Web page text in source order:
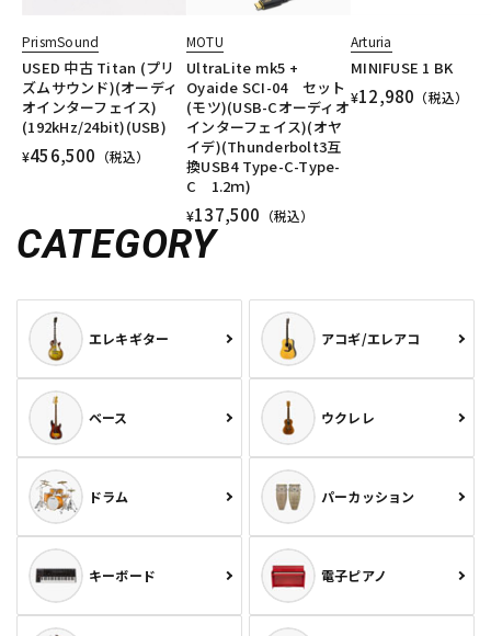
PrismSound
USED 中古 Titan (プリ
ズムサウンド)(オーディ
オインターフェイス)
(192kHz/24bit)(USB)
¥456,500 （税込）
MOTU
UltraLite mk5 +
Oyaide SCI-04 セット
(モツ)(USB-Cオーディオ
インターフェイス)(オヤ
イデ)(Thunderbolt3互
換USB4 Type-C-Type-
C 1.2ｍ)
¥137,500 （税込）
Arturia
MINIFUSE 1 BK
¥12,980 （税込）
CATEGORY
エレキギター アコギ/エレアコ
ベース ウクレレ
ドラム パーカッション
キーボード 電子ピアノ